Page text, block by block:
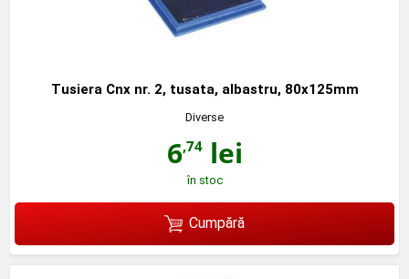
Tusiera Cnx nr. 2, tusata, albastru, 80x125mm
Diverse
6,74lei
în stoc
Cumpără